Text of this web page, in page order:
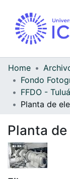
Home
Planta